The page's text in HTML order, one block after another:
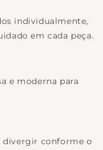
individualmente,
em cada peça.
e moderna para
divergir conforme o